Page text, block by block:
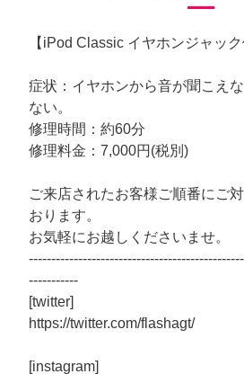
【iPod Classic イヤホンジャック
症状：イヤホンから音が聞こえ
ない。
修理時間：約60分
修理料金：7,000円(税別)
ご来店されたお客様ご順番にご
おります。
お気軽にお越しくださいませ。
-----------
[twitter]
https://twitter.com/flashagt/
[instagram]